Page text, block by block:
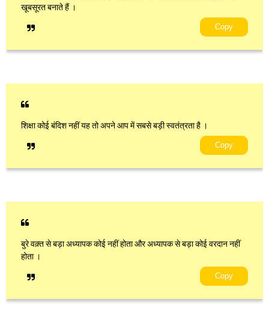
खूबसूरत बनाते हैं ।
Copy
शिक्षा कोई बंदिश नहीं यह तो अपने आप में सबसे बड़ी स्वतंत्रता है ।
Copy
बुरे वक़्त से बड़ा अध्यापक कोई नहीं होता और अध्यापक से बड़ा कोई वरदान नहीं
होता ।
Copy